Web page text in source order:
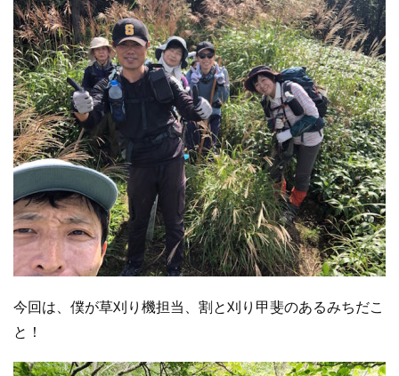
今回は、僕が草刈り機担当、割と刈り甲斐のあるみちだこ
と！